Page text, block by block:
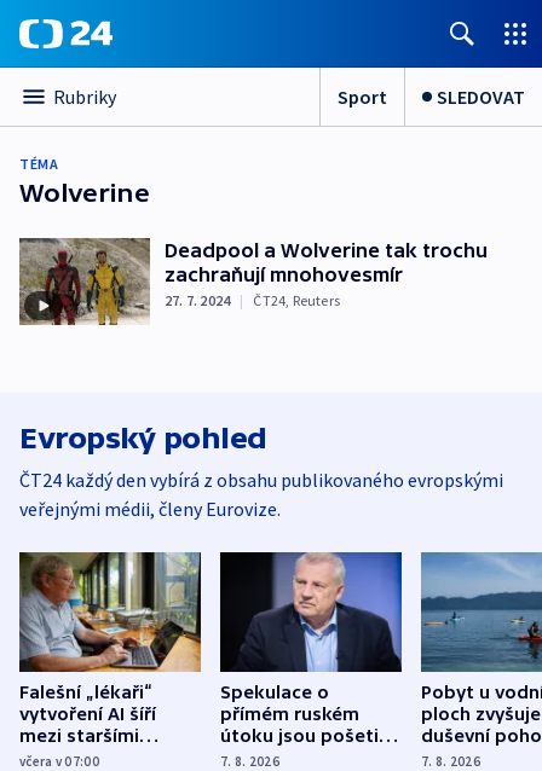
Rubriky Sport SLEDOVAT
TÉMA
Wolverine
Deadpool a Wolverine tak trochu
zachraňují mnohovesmír
27. 7. 2024 | ČT24, Reuters
Evropský pohled
ČT24 každý den vybírá z obsahu publikovaného evropskými
veřejnými médii, členy Eurovize.
Falešní „lékaři“
vytvoření AI šíří
mezi staršími
Poláky nebezpečné
včera v 07:00
Spekulace o
přímém ruském
útoku jsou pošetilé,
míní estonský
7. 8. 2026
Pobyt u
ploch zvyšuje
duševní
ukázala
7. 8. 2026